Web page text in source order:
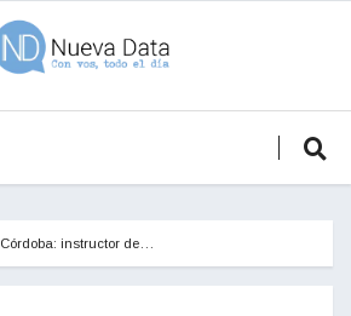
Córdoba: instructor de…